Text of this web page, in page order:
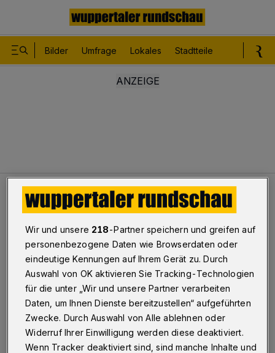
Bilder Umfrage Lokales Stadtteile
Leser Den Blick auf Barmen richten
BUGA-Diskussion
Den Blick auf Barmen richten
Betr.: BUGA-Diskussion
26.05.2021 , 15:09 Uhr Eine Minute Lesezeit
Wir und unsere 218-Partner speichern und greifen auf
personenbezogene Daten wie Browserdaten oder
eindeutige Kennungen auf Ihrem Gerät zu. Durch
Auswahl von OK aktivieren Sie Tracking-Technologien
für die unter „Wir und unsere Partner verarbeiten
Daten, um Ihnen Dienste bereitzustellen“ aufgeführten
Zwecke. Durch Auswahl von Alle ablehnen oder
Widerruf Ihrer Einwilligung werden diese deaktiviert.
Wenn Tracker deaktiviert sind, sind manche Inhalte und